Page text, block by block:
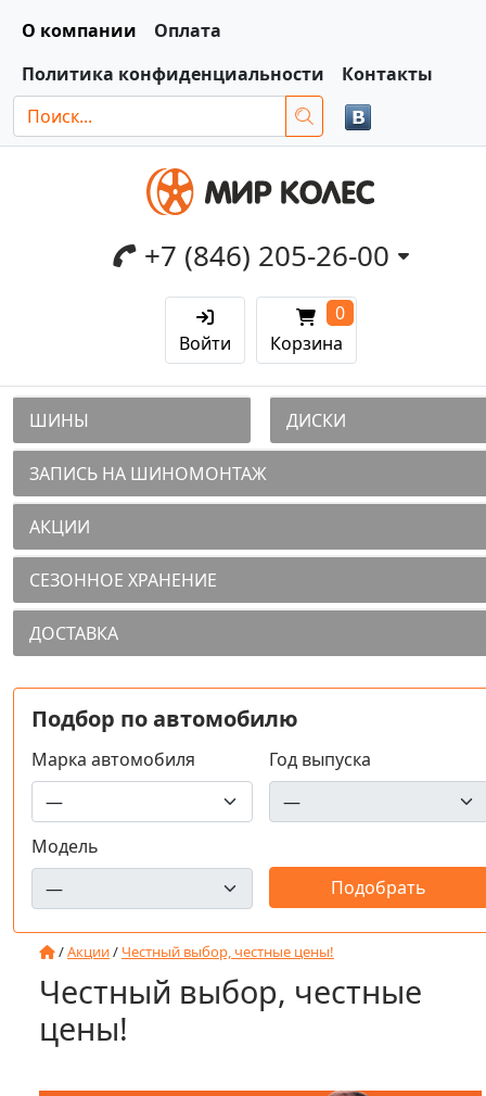
О компании
Оплата
Политика конфиденциальности
Контакты
+7 (846) 205-26-00
Войти Корзина
0
ШИНЫ ДИСКИ
ЗАПИСЬ НА ШИНОМОНТАЖ
АКЦИИ
СЕЗОННОЕ ХРАНЕНИЕ
ДОСТАВКА
Подбор по автомобилю
Марка автомобиля Год выпуска
Модель
/Акции/ Честный выбор, честные цены!
Честный выбор, честные
цены!